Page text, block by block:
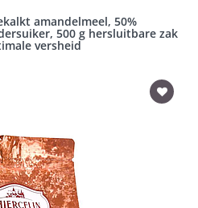
amandelmeel, 50%
500 g hersluitbare zak
versheid